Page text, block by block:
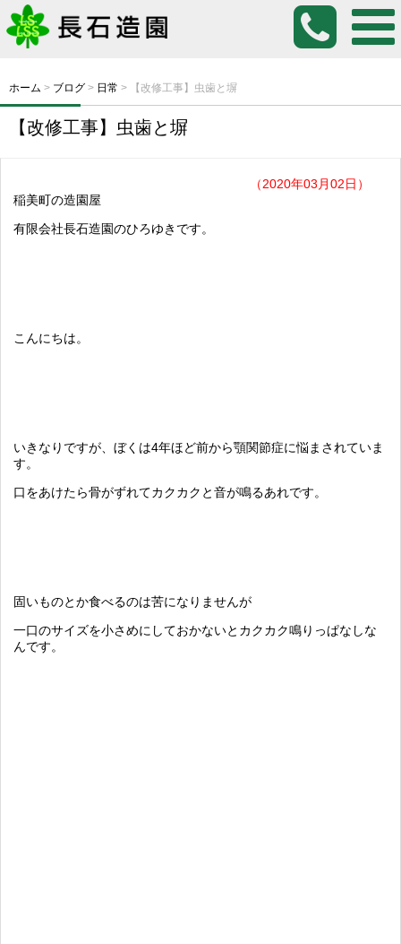
ホーム > ブログ > 日常 > 【改修工事】虫歯と塀
【改修工事】虫歯と塀
（2020年03月02日）
稲美町の造園屋
有限会社長石造園のひろゆきです。
こんにちは。
いきなりですが、ぼくは4年ほど前から顎関節症に悩まされていま
す。
口をあけたら骨がずれてカクカクと音が鳴るあれです。
固いものとか食べるのは苦になりませんが
一口のサイズを小さめにしておかないとカクカク鳴りっぱなしな
んです。